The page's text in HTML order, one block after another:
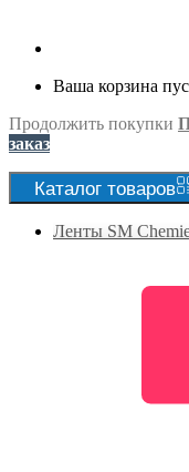
Ваша корзина
Продолжить покупки
заказ
Каталог товаров
Ленты SM